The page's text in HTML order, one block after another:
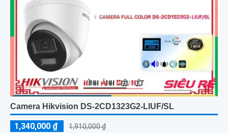
Camera Hikvision DS-2CD1323G2-LIUF/SL
1,340,000 ₫ 1,910,000 ₫